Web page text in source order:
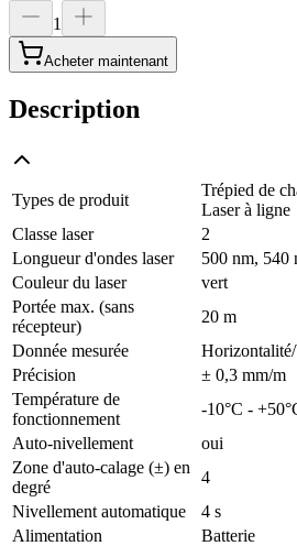
1
Acheter maintenant
Description
Types de produit
Trépied de
Laser à ligne
Classe laser
2
Longueur d'ondes laser
500 nm, 540
Couleur du laser
vert
Portée max. (sans
récepteur)
20 m
Donnée mesurée
Précision
± 0,3 mm/m
Température de
fonctionnement
-10°C -
Auto-nivellement
oui
Zone d'auto-calage (±) en
degré
4
Nivellement automatique
4 s
Alimentation
Batterie